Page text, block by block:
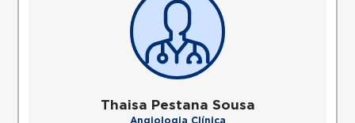
Thaisa Pestana Sousa
Angiologia Clínica